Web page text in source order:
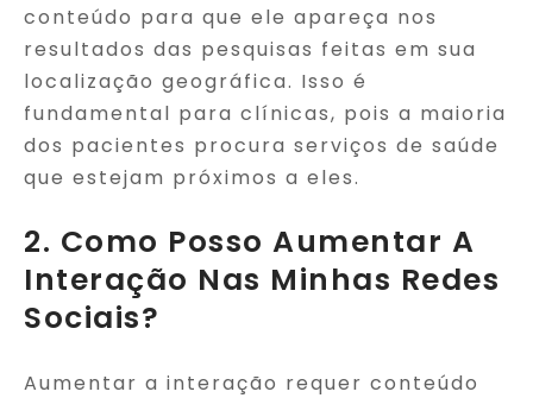
conteúdo para que ele apareça nos
resultados das pesquisas feitas em sua
localização geográfica. Isso é
fundamental para clínicas, pois a maioria
dos pacientes procura serviços de saúde
que estejam próximos a eles.
2. Como Posso Aumentar A
Interação Nas Minhas Redes
Sociais?
Aumentar a interação requer conteúdo